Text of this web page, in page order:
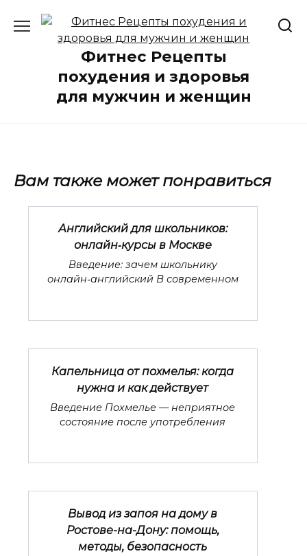
содержанию
Фитнес Рецепты
похудения и здоровья
для мужчин и женщин
Вам также может понравиться
Английский для школьников:
онлайн‑курсы в Москве
Введение: зачем школьнику
онлайн‑английский В современном
Капельница от похмелья: когда
нужна и как действует
Введение Похмелье — неприятное
состояние после употребления
Вывод из запоя на дому в
Ростове-на-Дону: помощь,
методы, безопасность